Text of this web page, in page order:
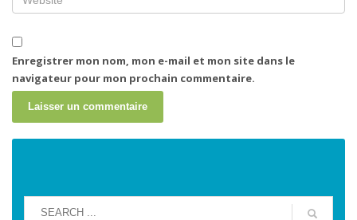
Enregistrer mon nom, mon e-mail et mon site dans le
navigateur pour mon prochain commentaire.